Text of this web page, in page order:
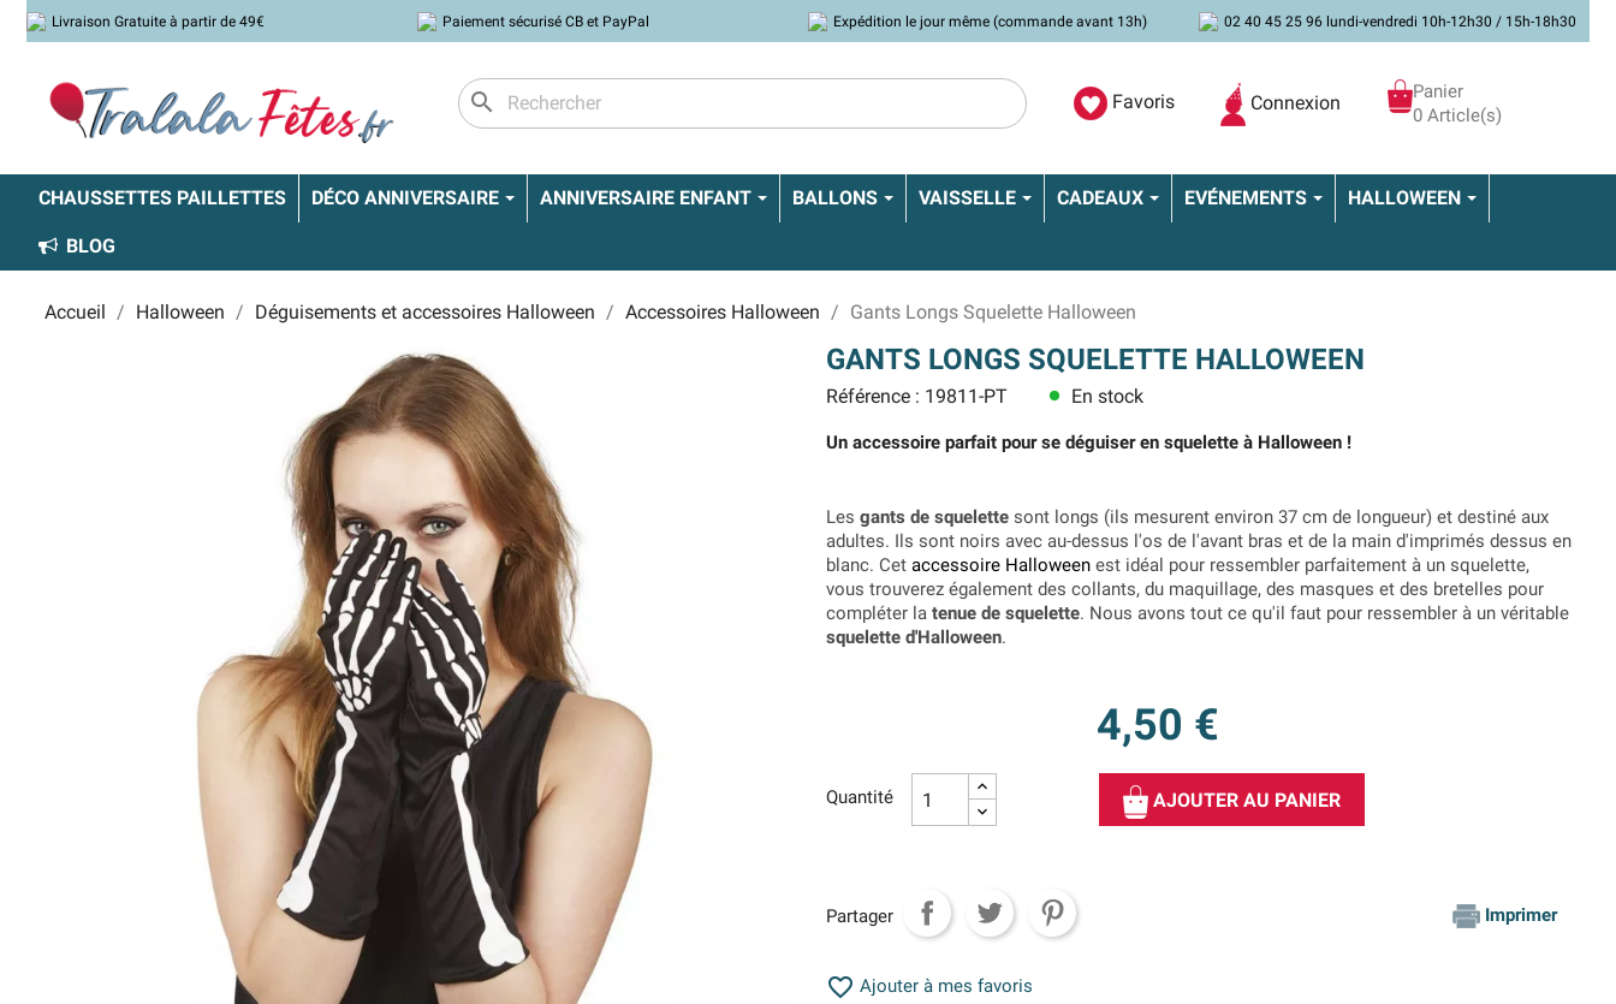
Livraison Gratuite à partir de 49€ Paiement sécurisé CB et PayPal Expédition le jour même (commande avant 13h) 02 40 45 25 96 lundi-vendredi 10h-12h30 / 15h-18h30
search Favoris Connexion
Panier
0 Article(s)
CHAUSSETTES PAILLETTES DÉCO ANNIVERSAIRE ANNIVERSAIRE ENFANT BALLONS VAISSELLE CADEAUX EVÉNEMENTS HALLOWEEN
BLOG
Accueil Halloween Déguisements et accessoires Halloween Accessoires Halloween Gants Longs Squelette Halloween
GANTS LONGS SQUELETTE HALLOWEEN
Référence : 19811-PT lens En stock
Un accessoire parfait pour se déguiser en squelette à Halloween !
Les gants de squelette sont longs (ils mesurent environ 37 cm de longueur) et destiné aux
adultes. Ils sont noirs avec au-dessus l'os de l'avant bras et de la main d'imprimés dessus en
blanc. Cet accessoire Halloween est idéal pour ressembler parfaitement à un squelette,
vous trouverez également des collants, du maquillage, des masques et des bretelles pour
compléter la tenue de squelette. Nous avons tout ce qu'il faut pour ressembler à un véritable
squelette d'Halloween.
4,50 €
Quantité AJOUTER AU PANIER
Partager Imprimer
 Ajouter à mes favoris